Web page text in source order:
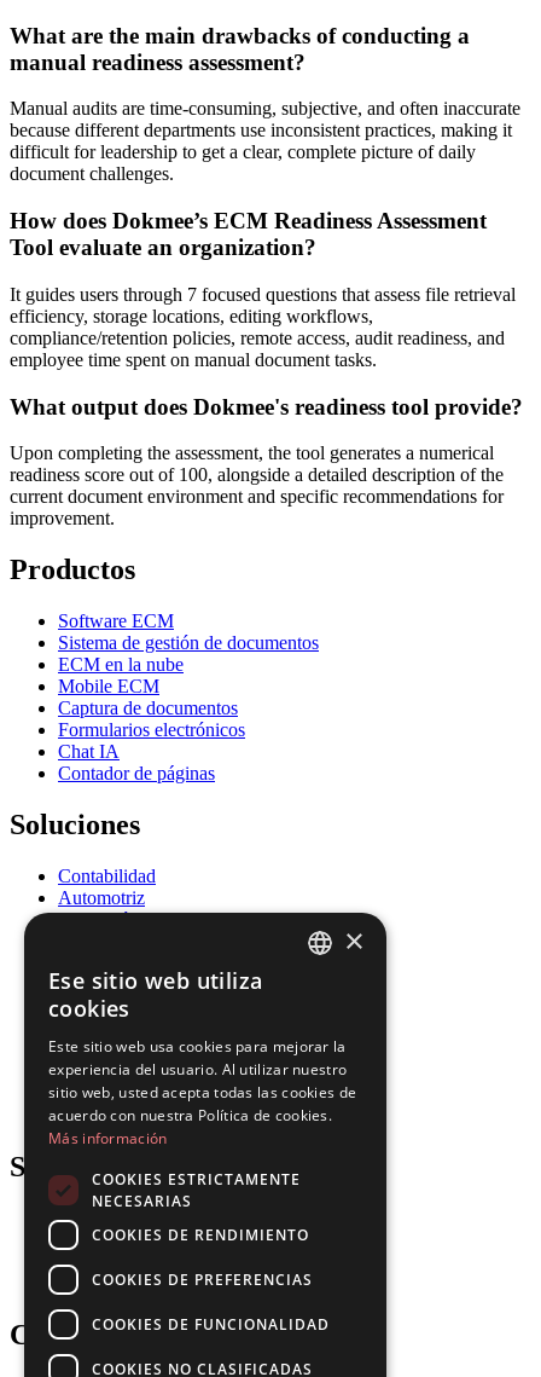
What are the main drawbacks of conducting a
manual readiness assessment?
Manual audits are time-consuming, subjective, and often inaccurate
because different departments use inconsistent practices, making it
difficult for leadership to get a clear, complete picture of daily
document challenges.
How does Dokmee’s ECM Readiness Assessment
Tool evaluate an organization?
It guides users through 7 focused questions that assess file retrieval
efficiency, storage locations, editing workflows,
compliance/retention policies, remote access, audit readiness, and
employee time spent on manual document tasks.
What output does Dokmee's readiness tool provide?
Upon completing the assessment, the tool generates a numerical
readiness score out of 100, alongside a detailed description of the
current document environment and specific recommendations for
improvement.
Productos
Software ECM
Sistema de gestión de documentos
ECM en la nube
Mobile ECM
Captura de documentos
Formularios electrónicos
Chat IA
Contador de páginas
Soluciones
Contabilidad
Automotriz
Educación
Salud
Recursos Humanos
Legal
Logística
Fabricación
Inmobiliario
Support
Blog
Descargas
Actualizaciones
Gartner
Company
SPANISH
PORTUGUESE
×
Ese sitio web utiliza
cookies
Este sitio web usa cookies para mejorar la
experiencia del usuario. Al utilizar nuestro
sitio web, usted acepta todas las cookies de
acuerdo con nuestra Política de cookies.
Más información
COOKIES ESTRICTAMENTE
NECESARIAS
COOKIES DE RENDIMIENTO
COOKIES DE PREFERENCIAS
COOKIES DE FUNCIONALIDAD
COOKIES NO CLASIFICADAS